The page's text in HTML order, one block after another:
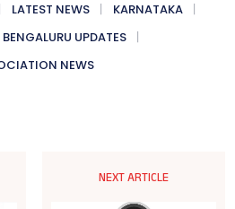
LATEST NEWS
KARNATAKA
BENGALURU UPDATES
NEWS
NEXT ARTICLE